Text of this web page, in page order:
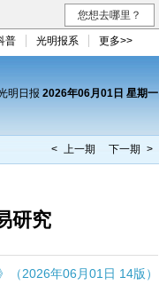
您想去哪里？
普 光明报系 更多>>
明日报 2026年06月01日 星期一
< 上一期 下一期 >
研究
（2026年06月01日 14版）